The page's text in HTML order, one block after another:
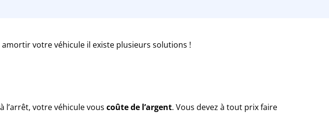
votre véhicule il existe plusieurs solutions !
l’arrêt, votre véhicule vous coûte de l’argent. Vous devez à tout prix faire